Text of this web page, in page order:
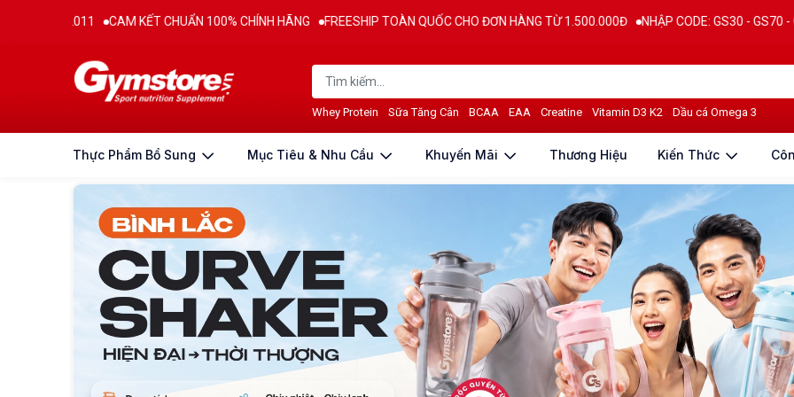
KẾT CHUẨN 100% CHÍNH HÃNG FREESHIP TOÀN QUỐC CHO ĐƠN HÀNG TỪ 1.500.000Đ NHẬP CODE: GS30 - GS70 - GS100 giảm trực tiếp
Whey Protein Sữa Tăng Cân BCAA EAA Creatine Vitamin D3 K2 Dầu cá Omega 3
Thực Phẩm Bổ Sung Mục Tiêu & Nhu Cầu Khuyến Mãi Thương Hiệu Kiến Thức